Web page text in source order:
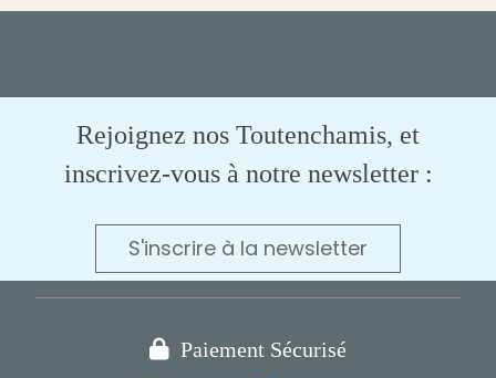
Rejoignez nos Toutenchamis, et
inscrivez-vous à notre newsletter :
S'inscrire à la newsletter
 Paiement Sécurisé